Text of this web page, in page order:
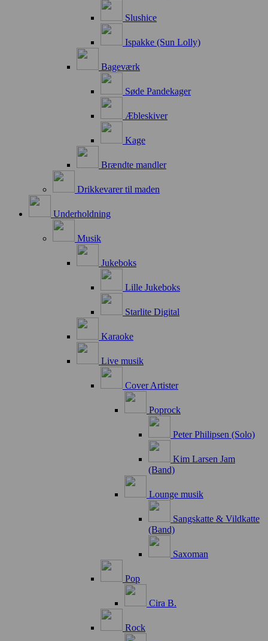
Slushice
Ispakke (Sun Lolly)
Bageværk
Søde Pandekager
Æbleskiver
Kage
Brændte mandler
Drikkevarer til maden
Underholdning
Musik
Jukeboks
Lille Jukeboks
Starlite Digital
Karaoke
Live musik
Cover Artister
Poprock
Peter Philipsen (Solo)
Kim Larsen Jam
(Band)
Lounge musik
Sangskatte & Vildkatte
(Band)
Saxoman
Pop
Cira B.
Rock